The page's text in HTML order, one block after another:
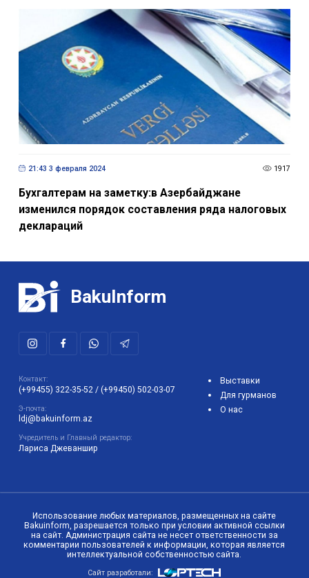
21:43 3 февраля 2024 1917
Бухгалтерам на заметку:в Азербайджане
изменился порядок составления ряда налоговых
деклараций
BakuInform
Контакт:
(+99455) 322-35-52 / (+99450) 502-03-07
Э-почта:
ldj@bakuinform.az
Учредитель и Главный редактор:
Лариса Джеваншир
Выставки
Для гурманов
О нас
Использование любых материалов, размещенных на сайте
Bakuinform, разрешается только при условии активной ссылки
на сайт. Администрация сайта не несет ответственности за
комментарии пользователей к информации, которая является
интеллектуальной собственностью сайта.
Сайт разработали: